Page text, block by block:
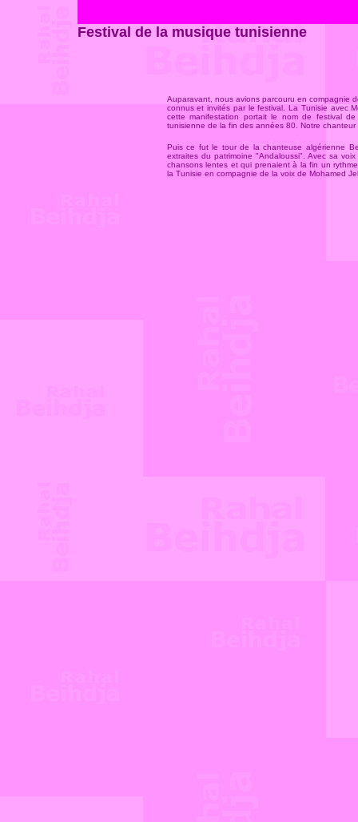
Festival de la musique tunisienne
Auparavant, nous avions parcouru en compagnie
connus et invités par le festival. La Tunisie avec
cette manifestation portait le nom de festival
tunisienne de la fin des années 80. Notre
Puis ce fut le tour de la chanteuse algérienne
extraites du patrimoine "Andaloussi". Avec sa
chansons lentes et qui prenaient à la fin un
la Tunisie en compagnie de la voix de Mohamed